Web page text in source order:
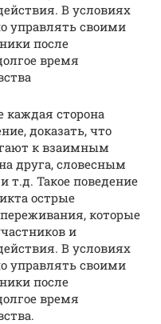
В условиях
управлять своими
после
время
сторона
доказать, что
к взаимным
друга, словесным
Такое поведение
острые
которые
и
В условиях
управлять своими
после
время